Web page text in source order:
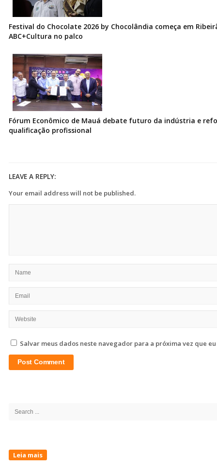
Festival do Chocolate 2026 by Chocolândia começa em
ABC+Cultura no palco
Fórum Econômico de Mauá debate futuro da indústria e
qualificação profissional
LEAVE A REPLY:
Your email address will not be published.
Salvar meus dados neste navegador para a próxima vez que
Leia mais